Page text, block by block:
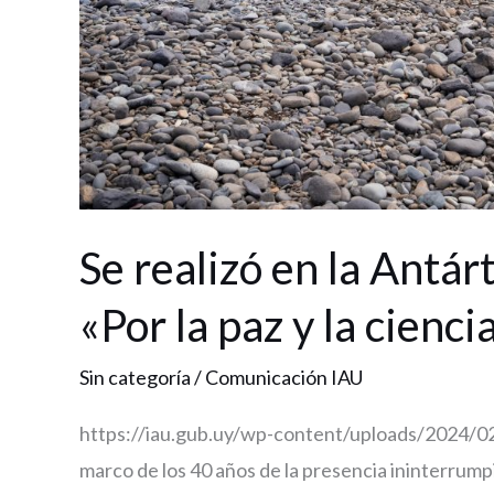
Se realizó en la
«Por la paz y la
Sin categoría/Comunicación IAU
https://iau.gub.uy/wp-content/uploads/2024/
marco de los 40 años de la presencia
paz
y
la
ciencia»